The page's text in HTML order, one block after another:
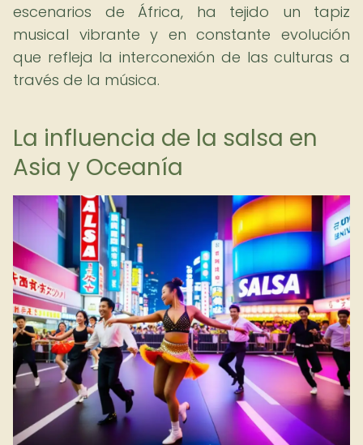
escenarios de África, ha tejido un tapiz
musical vibrante y en constante evolución
que refleja la interconexión de las culturas a
través de la música.
La influencia de la salsa en
Asia y Oceanía